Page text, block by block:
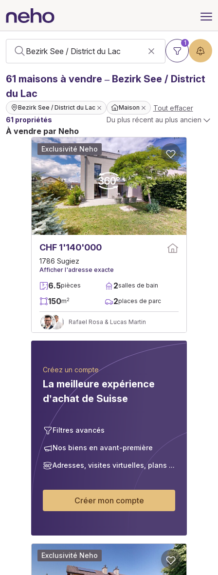
1
61 maisons à vendre – Bezirk See / District
du Lac
Bezirk See / District du Lac Maison
Tout effacer
61 propriétés
Du plus récent au plus ancien
À vendre par Neho
CHF 1'140'000
1786 Sugiez
Afficher l'adresse exacte
6.5pièces 2salles de bain
150m2 2places de parc
Rafael Rosa & Lucas Martin
Exclusivité Neho
Créez un compte
La meilleure expérience
d’achat de Suisse
Filtres avancés
Nos biens en avant-première
Adresses, visites virtuelles, plans ...
Créer mon compte
Exclusivité Neho